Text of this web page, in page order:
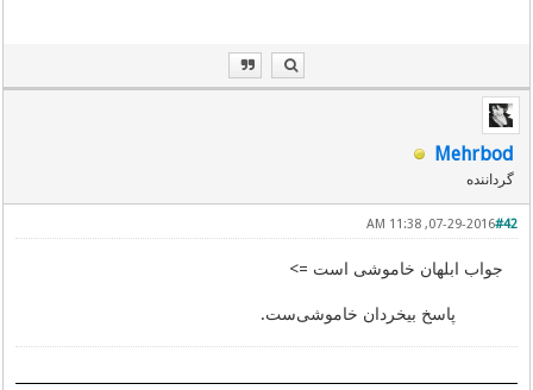
Mehrbod
گرداننده
#42
07-29-2016, 11:38 AM
جواب ابلهان خاموشی است =>
پاسخ بیخردان خاموشی‌ست.